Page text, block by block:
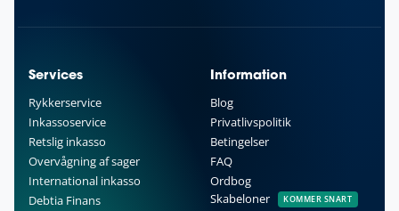
Services
Rykkerservice
Inkassoservice
Retslig inkasso
Overvågning af sager
International inkasso
Debtia Finans
Information
Blog
Privatlivspolitik
Betingelser
FAQ
Ordbog
Skabeloner
KOMMER SNART